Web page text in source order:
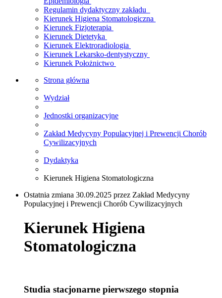
Regulamin dydaktyczny zakładu
Kierunek Higiena Stomatologiczna
Kierunek Fizjoterapia
Kierunek Dietetyka
Kierunek Elektroradiologia
Kierunek Lekarsko-dentystyczny
Kierunek Położnictwo
Strona główna
Wydział
Jednostki organizacyjne
Zakład Medycyny Populacyjnej i Prewencji Chorób
Cywilizacyjnych
Dydaktyka
Kierunek Higiena Stomatologiczna
Ostatnia zmiana 30.09.2025 przez Zakład Medycyny
Populacyjnej i Prewencji Chorób Cywilizacyjnych
Kierunek Higiena
Stomatologiczna
Studia stacjonarne pierwszego stopnia